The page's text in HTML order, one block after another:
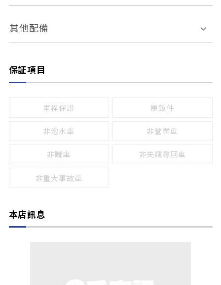
無
有
感應頭燈
頭燈光源
其他配備
保証項目
里程保證 原鈑件
非泡水車 非營業車
非贓車 非失竊尋回車
非重大事故車
本店訊息